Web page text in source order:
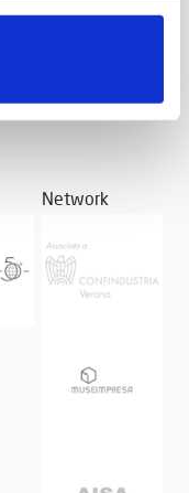
Network